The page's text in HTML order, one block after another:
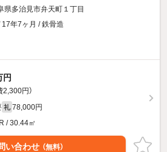
県多治見市弁天町１丁目
17年7ヶ月 / 鉄骨造
円
2,300円）
礼 78,000円
/ 30.44㎡
い合わせ （無料）